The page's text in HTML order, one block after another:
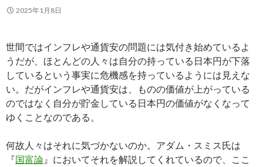
2025年1月8日
世間ではインフレや通貨安の問題には気付き始めているよ
うだが、ほとんどの人々は自分の持っている日本円が下落
しているという事実に危機感を持っているようには見えな
い。だがインフレや通貨安は、ものの価値が上がっている
のではなく自分が貯金している日本円の価値がなくなって
ゆくことなのである。
何故人々はそれに気づかないのか。アダム・スミス氏は
『国富論 』においてそれを解説してくれているので、ここ